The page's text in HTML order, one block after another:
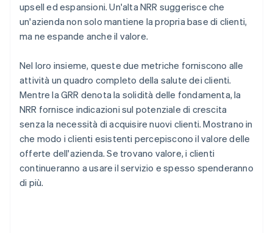
upsell ed espansioni. Un'alta NRR suggerisce che
un'azienda non solo mantiene la propria base di clienti,
ma ne espande anche il valore.
Nel loro insieme, queste due metriche forniscono alle
attività un quadro completo della salute dei clienti.
Mentre la GRR denota la solidità delle fondamenta, la
NRR fornisce indicazioni sul potenziale di crescita
senza la necessità di acquisire nuovi clienti. Mostrano in
che modo i clienti esistenti percepiscono il valore delle
offerte dell'azienda. Se trovano valore, i clienti
continueranno a usare il servizio e spesso spenderanno
di più.